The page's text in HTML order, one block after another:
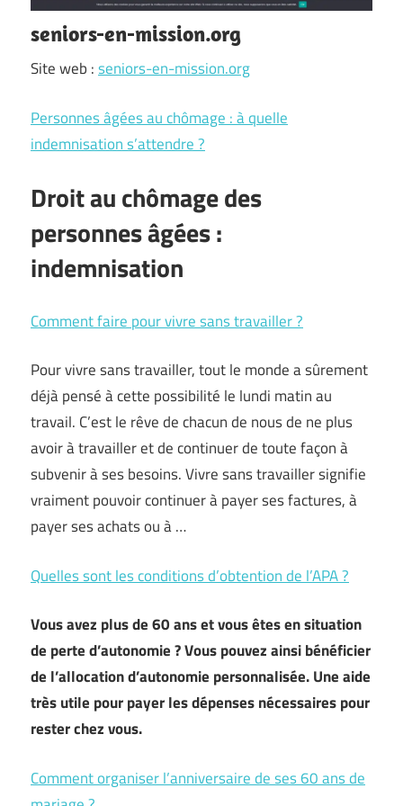
seniors-en-mission.org
Site web :seniors-en-mission.org
Personnes âgées au chômage : à quelle
indemnisation s’attendre ?
Droit au chômage des
personnes âgées :
indemnisation
Comment faire pour vivre sans travailler ?
Pour vivre sans travailler, tout le monde a sûrement
déjà pensé à cette possibilité le lundi matin au
travail. C’est le rêve de chacun de nous de ne plus
avoir à travailler et de continuer de toute façon à
subvenir à ses besoins. Vivre sans travailler signifie
vraiment pouvoir continuer à payer ses factures, à
payer ses achats ou à …
Quelles sont les conditions d’obtention de l’APA ?
Vous avez plus de 60 ans et vous êtes en situation
de perte d’autonomie ? Vous pouvez ainsi bénéficier
de l’allocation d’autonomie personnalisée. Une aide
très utile pour payer les dépenses nécessaires pour
rester chez vous.
Comment organiser l’anniversaire de ses 60 ans de